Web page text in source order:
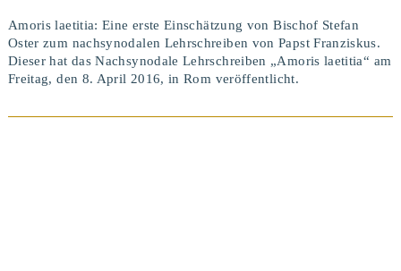
Amoris laetitia: Eine erste Einschätzung von Bischof Stefan
Oster zum nachsynodalen Lehrschreiben von Papst Franziskus.
Dieser hat das Nachsynodale Lehrschreiben „Amoris laetitia“ am
Freitag, den 8. April 2016, in Rom veröffentlicht.